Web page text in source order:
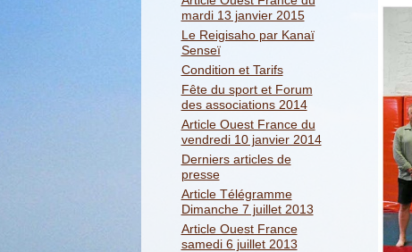
mardi 13 janvier 2015
Le Reigisaho par Kanaï
Senseï
Condition et Tarifs
Fête du sport et Forum
des associations 2014
Article Ouest France du
vendredi 10 janvier 2014
Derniers articles de
presse
Article Télégramme
Dimanche 7 juillet 2013
Article Ouest France
samedi 6 juillet 2013